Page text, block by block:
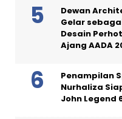
Dewan
Gelar
Desain
Ajang AADA
Penampilan
Nurhaliza
John Legend